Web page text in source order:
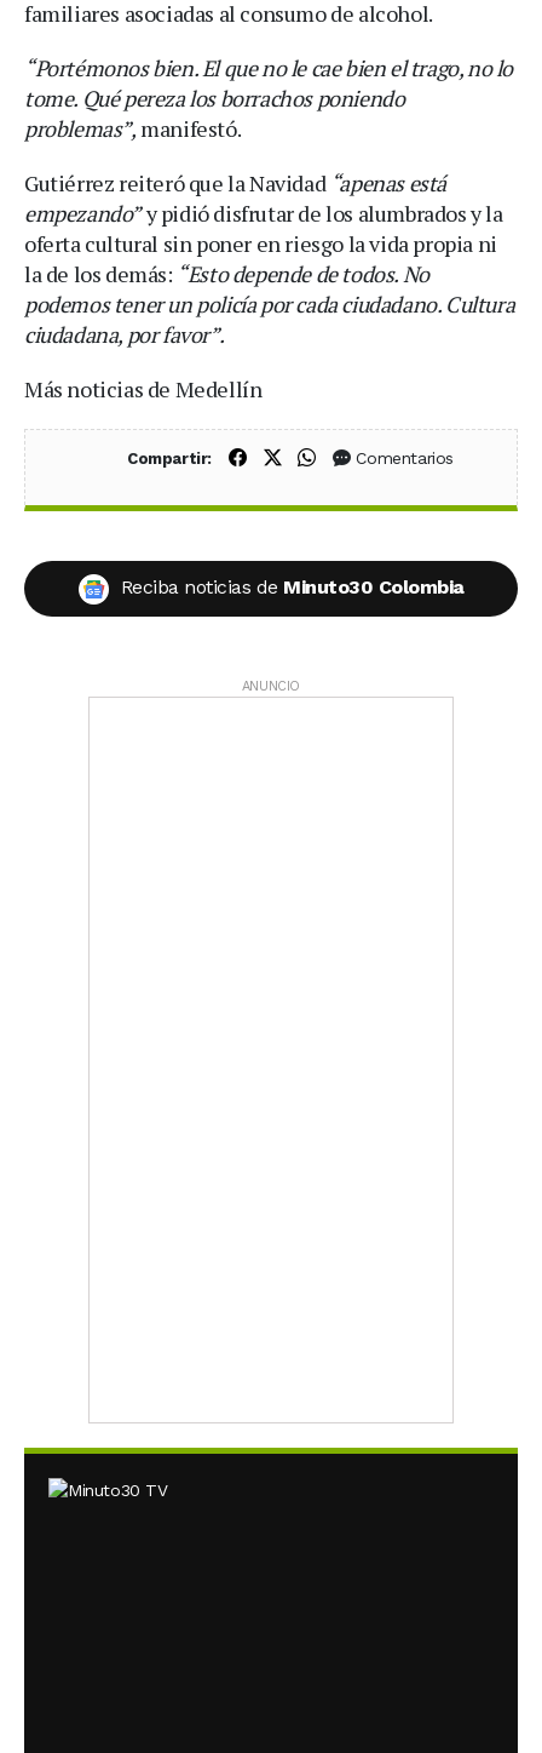
familiares asociadas al consumo de alcohol.
“Portémonos bien. El que no le cae bien el trago, no lo
tome. Qué pereza los borrachos poniendo
problemas”, manifestó.
Gutiérrez reiteró que la Navidad “apenas está
empezando”y pidió disfrutar de los alumbrados y la
oferta cultural sin poner en riesgo la vida propia ni
la de los demás: “Esto depende de todos. No
podemos tener un policía por cada ciudadano. Cultura
ciudadana, por favor”.
Más noticias de Medellín
Compartir: Compartir en Facebook
Compartir en X (Twitter)
Compartir en WhatsApp
Comentarios
Reciba noticias de Minuto30 Colombia
ANUNCIO